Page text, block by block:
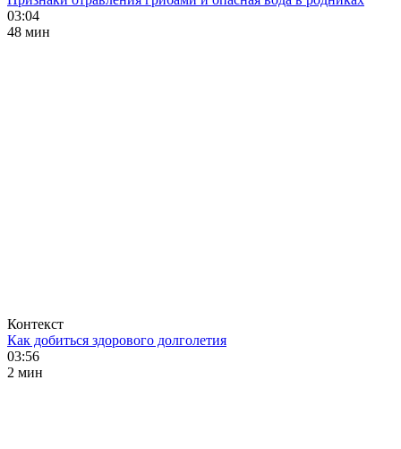
03:04
48 мин
Контекст
Как добиться здорового долголетия
03:56
2 мин